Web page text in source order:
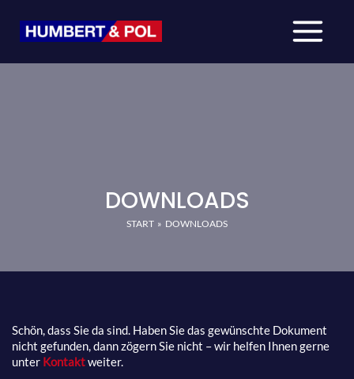
Inhalt
springen
DOWNLOADS
START DOWNLOADS
Schön, dass Sie da sind. Haben Sie das gewünschte Dokument
nicht gefunden, dann zögern Sie nicht – wir helfen Ihnen gerne
unter Kontaktweiter.